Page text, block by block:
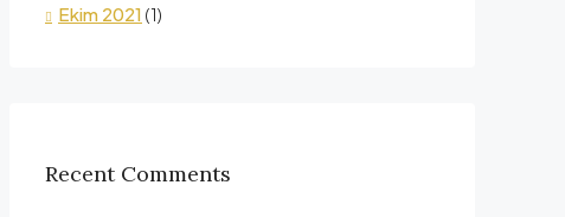
Ekim 2021 (1)
Recent Comments